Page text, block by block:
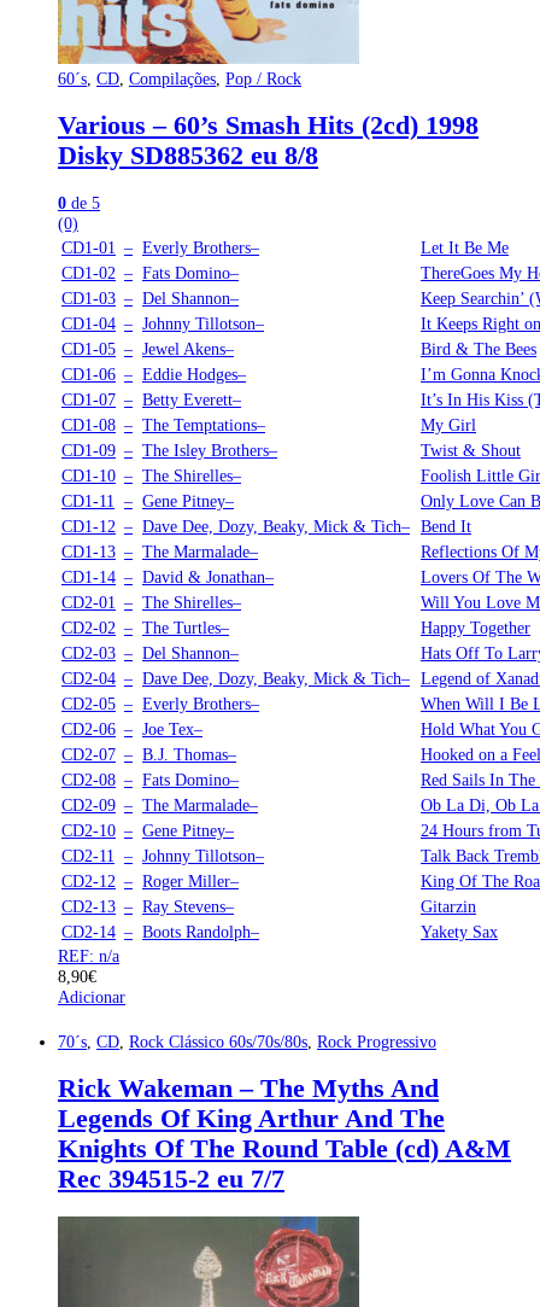
60´s CD Compilações Pop / Rock
Various – 60’s Smash Hits (2cd) 1998
Disky SD885362 eu 8/8
0 de 5
(0)
CD1-01 – Everly Brothers–
Let It Be Me
CD1-02 – Fats Domino–
ThereGoes My
CD1-03 – Del Shannon–
Keep Searchin’
CD1-04 – Johnny Tillotson–
It Keeps Right
CD1-05 – Jewel Akens–
Bird & The Bees
CD1-06 – Eddie Hodges–
I’m Gonna
CD1-07 – Betty Everett–
It’s In His Kiss
CD1-08 – The Temptations–
My Girl
CD1-09 – The Isley Brothers–
Twist & Shout
CD1-10 – The Shirelles–
Foolish Little
CD1-11
– Gene Pitney–
Only Love Can
CD1-12 – Dave Dee, Dozy, Beaky, Mick & Tich– Bend It
CD1-13 – The Marmalade–
Reflections Of
CD1-14 – David & Jonathan–
Lovers Of The
CD2-01 – The Shirelles–
Will You Love
CD2-02 – The Turtles–
Happy Together
CD2-03 – Del Shannon–
Hats Off To
CD2-04 – Dave Dee, Dozy, Beaky, Mick & Tich– Legend of
CD2-05 – Everly Brothers–
When Will I Be
CD2-06 – Joe Tex–
Hold What You
CD2-07 – B.J. Thomas–
Hooked on a
CD2-08 – Fats Domino–
Red Sails In The
CD2-09 – The Marmalade–
Ob La Di, Ob
CD2-10 – Gene Pitney–
24 Hours from
CD2-11
– Johnny Tillotson–
Talk Back
CD2-12 – Roger Miller–
King Of The
CD2-13 – Ray Stevens–
Gitarzin
CD2-14 – Boots Randolph–
Yakety Sax
REF: n/a
8,90€
Adicionar
70´s CD Rock Clássico 60s/70s/80s Rock Progressivo
Rick Wakeman – The Myths And
Legends Of King Arthur And The
Knights Of The Round Table (cd) A&M
Rec 394515-2 eu 7/7